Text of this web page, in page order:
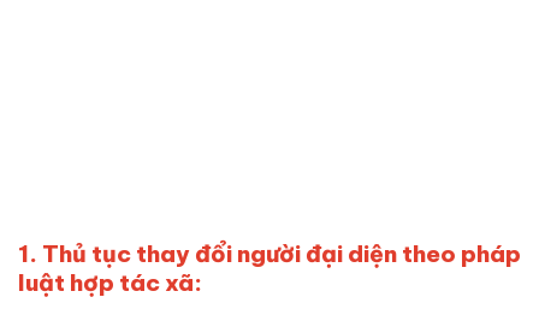
1. Thủ tục thay đổi người đại diện theo pháp
luật hợp tác xã: